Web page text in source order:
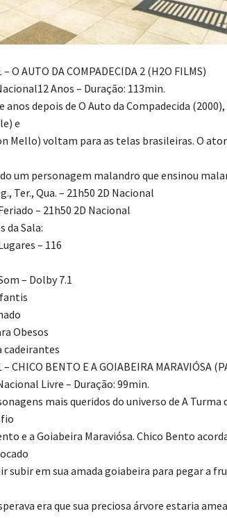
– O AUTO DA COMPADECIDA 2 (H2O FILMS)
Anos – Duração: 113min.
anos depois de O Auto da Compadecida
e
Mello) voltam para as telas brasileiras. O
um personagem malandro que ensinou
Ter., Qua. – 21h50 2D Nacional
– 21h50 2D Nacional
da Sala:
– 116
– Dolby 7.1
Obesos
cadeirantes
– CHICO BENTO E A GOIABEIRA MARAVIÓSA
Livre – Duração: 99min.
mais queridos do universo de A
e a Goiabeira Maraviósa. Chico Bento
subir em sua amada goiabeira para pegar a
era que sua preciosa árvore estaria